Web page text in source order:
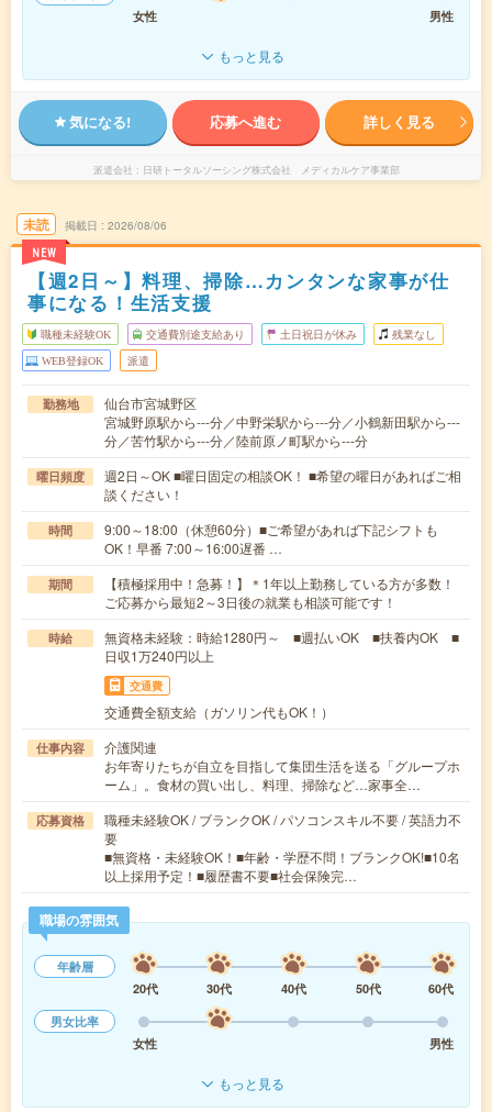
女性
男性
もっと見る
気になる! 応募へ進む 詳しく見る
派遣会社 日研トータルソーシング株式会社 メディカルケア事業部
未読
NEW
掲載日 2026/08/06
【週2日～】料理、掃除…カンタンな家事が仕
事になる！生活支援
職種未経験OK 交通費別途支給あり 土日祝日が休み 残業なし
WEB登録OK 派遣
勤務地
仙台市宮城野区
宮城野原駅から---分／中野栄駅から---分／小鶴新田駅から---
分／苦竹駅から---分／陸前原ノ町駅から---分
曜日頻度
週2日～OK ■曜日固定の相談OK！ ■希望の曜日があればご相
談ください！
時間
9:00～18:00（休憩60分）■ご希望があれば下記シフトも
OK！早番 7:00～16:00遅番 …
期間
【積極採用中！急募！】＊1年以上勤務している方が多数！
ご応募から最短2～3日後の就業も相談可能です！
時給
無資格未経験：時給1280円～ ■週払いOK ■扶養内OK ■
日収1万240円以上
交通費
交通費全額支給（ガソリン代もOK！）
仕事内容
介護関連
お年寄りたちが自立を目指して集団生活を送る「グループホ
ーム」。食材の買い出し、料理、掃除など…家事全…
応募資格
職種未経験OK / ブランクOK / パソコンスキル不要 / 英語力不
要
■無資格・未経験OK！■年齢・学歴不問！ブランクOK!■10名
以上採用予定！■履歴書不要■社会保険完…
職場の雰囲気
年齢層
20代
30代 40代 50代
60代
男女比率
女性
男性
もっと見る